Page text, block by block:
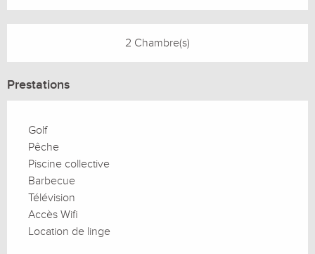
2 Chambre(s)
Prestations
Golf
Pêche
Piscine collective
Barbecue
Télévision
Accès Wifi
Location de linge